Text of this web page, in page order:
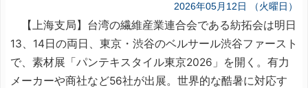
2026年05月12日 （火曜日）
【上海支局】台湾の繊維産業連合会である紡拓会は明日
13、14日の両日、東京・渋谷のベルサール渋谷ファースト
で、素材展「パンテキスタイル東京2026」を開く。有力
メーカーや商社など56社が出展。世界的な酷暑に対応す